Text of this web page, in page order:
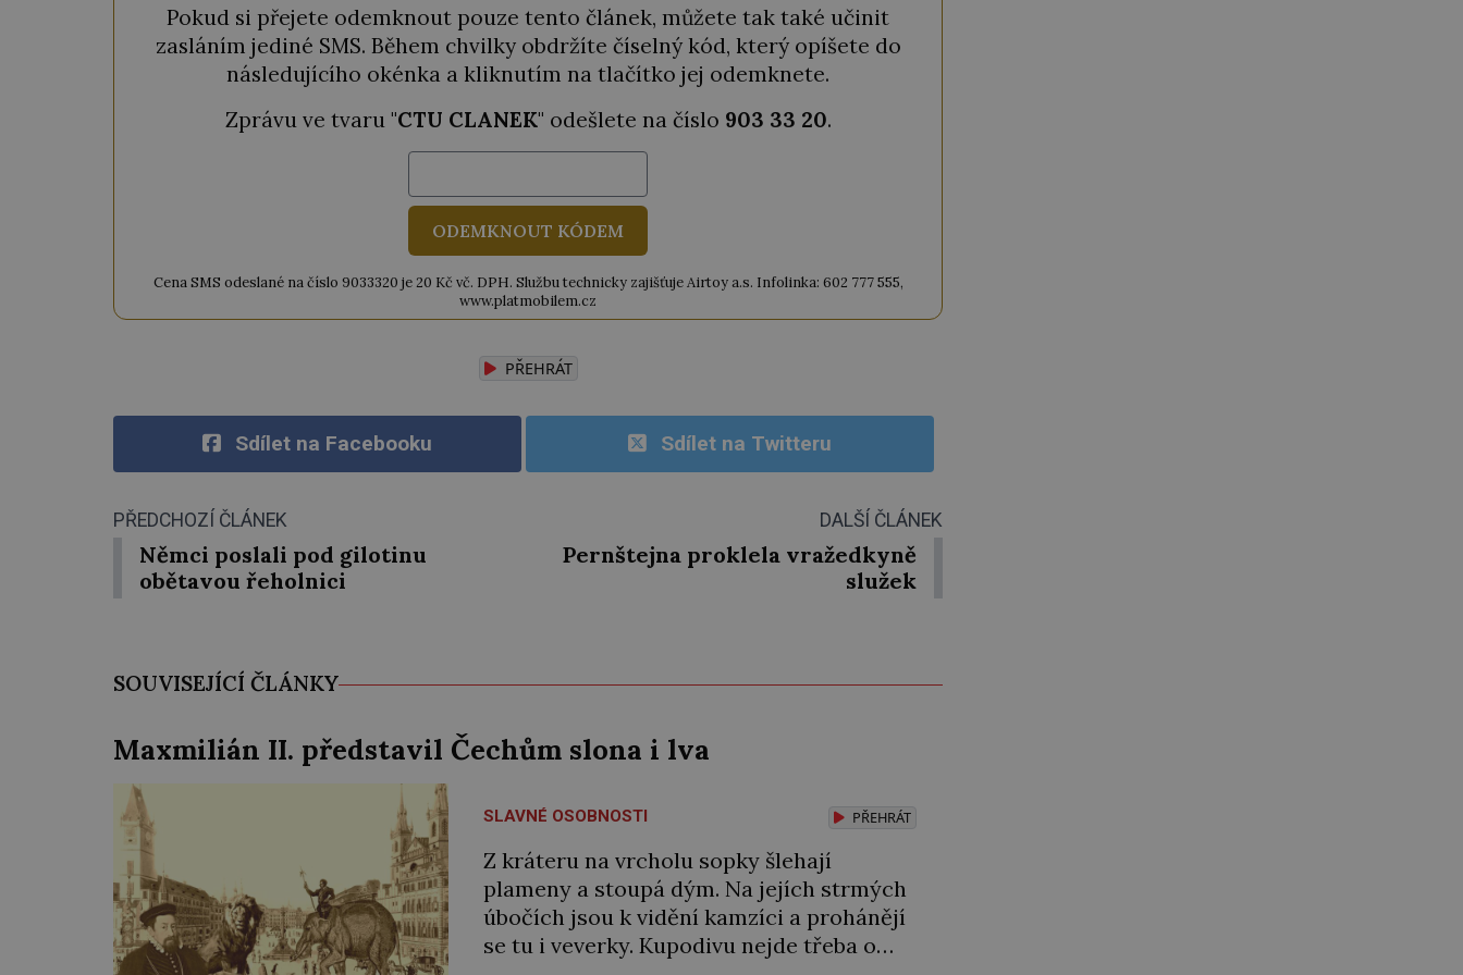
Pokud si přejete odemknout pouze tento článek, můžete tak také učinit
zasláním jediné SMS. Během chvilky obdržíte číselný kód, který opíšete do
následujícího okénka a kliknutím na tlačítko jej odemknete.
Zprávu ve tvaru "CTU CLANEK" odešlete na číslo 903 33 20.
ODEMKNOUT KÓDEM
Cena SMS odeslané na číslo 9033320 je 20 Kč vč. DPH. Službu technicky zajišťuje Airtoy a.s. Infolinka: 602 777 555,
www.platmobilem.cz
PŘEHRÁT
Sdílet na Facebooku Sdílet na Twitteru
PŘEDCHOZÍ ČLÁNEK
Němci poslali pod gilotinu
obětavou řeholnici
DALŠÍ ČLÁNEK
Pernštejna proklela vražedkyně
služek
SOUVISEJÍCÍ ČLÁNKY
Maxmilián II. představil Čechům slona i lva
SLAVNÉ OSOBNOSTI PŘEHRÁT
Z kráteru na vrcholu sopky šlehají
plameny a stoupá dým. Na jejích strmých
úbočích jsou k vidění kamzíci a prohánějí
se tu i veverky. Kupodivu nejde třeba o